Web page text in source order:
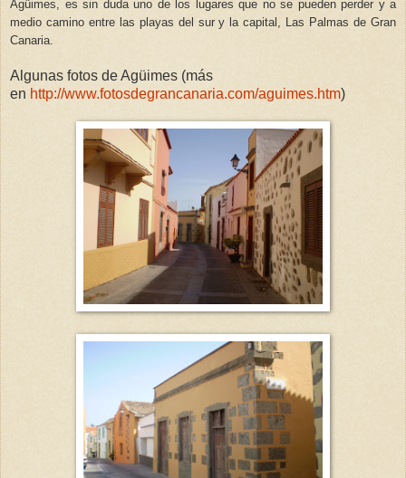
Agüimes, es sin duda uno de los lugares que no se pueden perder y a
medio camino entre las playas del sur y la capital, Las Palmas de Gran
Canaria.
Algunas fotos de Agüimes (más
en http://www.fotosdegrancanaria.com/aguimes.htm)